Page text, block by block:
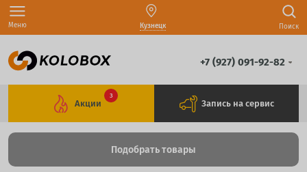
Меню Кузнецк Поиск
+7 (927) 091-92-82
Акции
3
Запись на сервис
Подобрать товары